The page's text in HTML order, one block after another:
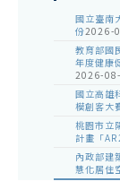
國立臺南
份2026-
教育部國
年度健康
2026-
國立高雄
模創客大
桃園市立
計畫「
內政部建
慧化居住